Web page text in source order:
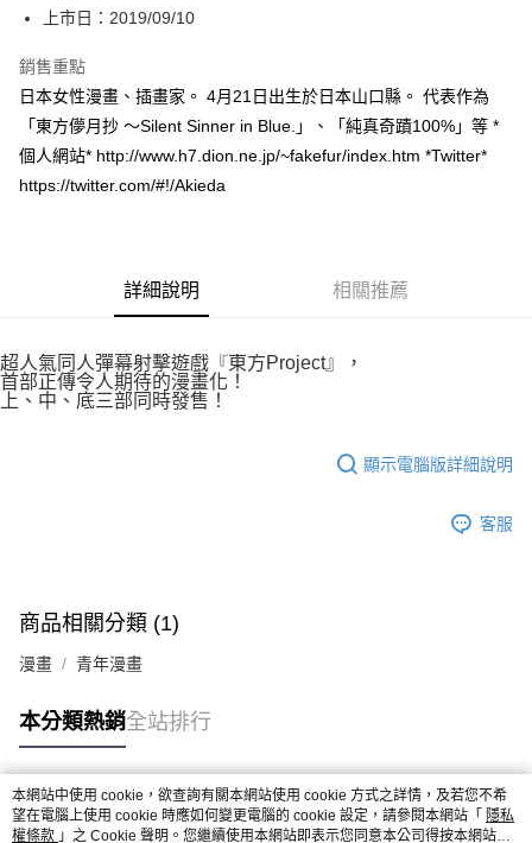
結帳頁面，進行簡訊認證並確認金額後，即可完成結帳。
２．訂單成立數日內，您將收到繳費通知簡訊。
ATM／網路銀行／等多元方式進行付款，方視為交易完成。
※ 請注意：結帳手續完成當下不需立刻繳費，但若您需要取消訂單，請聯絡
購買商品的店家。未經商家同意取消之訂單仍視為有效，需透過AFTEE先享
後付繳納相關費用。
※ 交易是否成功請以「AFTEE先享後付 」之結帳頁面顯示為準，若有關於
是否繳費成功／繳費後需取消欲退款等相關疑問，請聯繫「AFTEE先享後付
易，需依本服務之必要範圍內提供個人資料，並將交易相關給付款項請求債
https://aftee.tw/terms/#terms3
３．未成年的使用者請事先徵得法定代理人或監護人之同意方可使用
「AFTEE先享後付」，若未經同意申辦者引起之損失，本公司不負相關責
任。
時審查核予不同之上限額度；若仍有額度不足之情形，本公司將視審查結果
恩沛科技股份有限公司將有權停止該用戶之使用額度並採取法律行動。
付款後全家取貨
每筆NT$80，滿NT$500(含以上)免運費
付款後萊爾富取貨
每筆NT$80，滿NT$500(含以上)免運費
付款後7-11取貨
宅配
查看運費
上市日：2019/09/10
銷售重點
日本女性漫畫、插畫家。 4月21日出生於日本山口縣。 代表作為
「東方儚月抄 〜Silent Sinner in Blue.」、「純真奇蹟100%」等 *
個人網站* http://www.h7.dion.ne.jp/~fakefur/index.htm *Twitter*
https://twitter.com/#!/Akieda
詳細說明 相關推薦
超人氣同人彈幕射擊遊戲『東方Project』，
首部正傳令人期待的漫畫化！
上、中、底三部同時發售！
顯示電腦版詳細說明
客服
商品相關分類 (1)
漫畫 青年漫畫
本分類熱銷全站排行
熱門標籤
本網站中使用 cookie，欲查詢有關本網站使用 cookie 方式之詳情，及若您不希
望在電腦上使用 cookie 時應如何變更電腦的 cookie 設定，請參閱本網站「 隱私
權條款 」之 Cookie 聲明。您繼續使用本網站即表示您同意本公司得按本網站使